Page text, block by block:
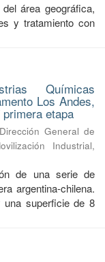
área geográfica,
y tratamiento con
Químicas
Los Andes,
etapa
General de
Industrial,
de una serie de
argentina-chilena.
una superficie de 8